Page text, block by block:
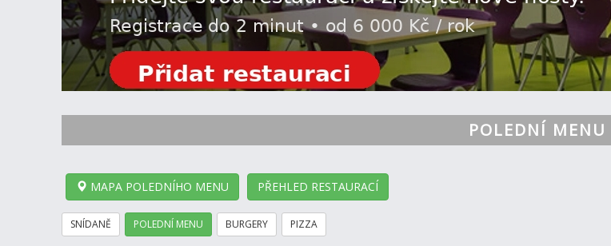
POLEDNÍ MENU
MAPA POLEDNÍHO MENU PŘEHLED RESTAURACÍ
SNÍDANĚ POLEDNÍ MENU BURGERY PIZZA